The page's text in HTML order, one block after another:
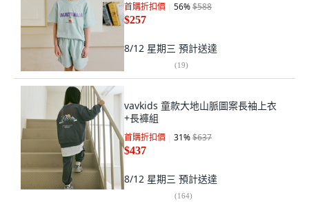
首購折扣價 56%$588
$257
8/12 星期三 預計送達
(19)
vavkids 童款大地山脈圖案長袖上衣
+長褲組
首購折扣價 31%$637
$437
8/12 星期三 預計送達
(164)